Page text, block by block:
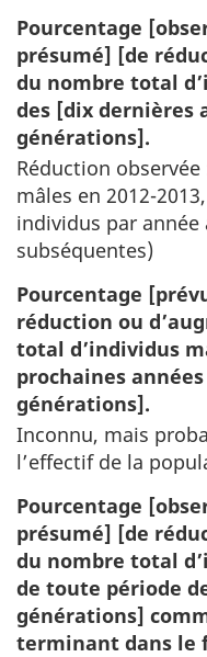
Pourcentage
présumé] [de
du nombre total
des [dix dernières
générations].
Réduction observée
mâles en 2012-
individus par année
subséquentes)
Pourcentage
réduction ou
total d’individus
prochaines
générations].
Inconnu, mais
l’effectif de la
Pourcentage
présumé] [de
du nombre total
de toute période
générations]
terminant dans le